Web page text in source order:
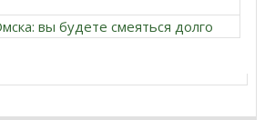
вы будете смеяться долго